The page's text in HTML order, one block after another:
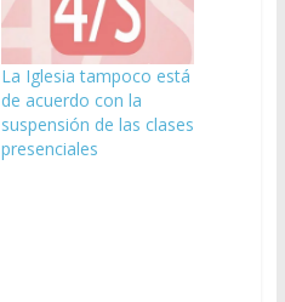
La Iglesia tampoco está
de acuerdo con la
suspensión de las clases
presenciales